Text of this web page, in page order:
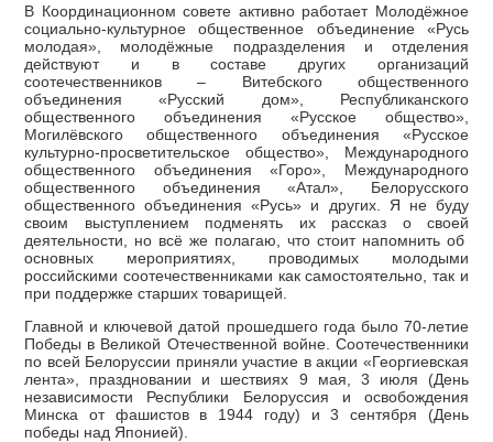
В Координационном совете активно работает Молодёжное
социально-культурное общественное объединение «Русь
молодая», молодёжные подразделения и отделения
действуют и в составе других организаций
соотечественников – Витебского общественного
объединения «Русский дом», Республиканского
общественного объединения «Русское общество»,
Могилёвского общественного объединения «Русское
культурно-просветительское общество», Международного
общественного объединения «Горо», Международного
общественного объединения «Атал», Белорусского
общественного объединения «Русь» и других. Я не буду
своим выступлением подменять их рассказ о своей
деятельности, но всё же полагаю, что стоит напомнить об
основных мероприятиях, проводимых молодыми
российскими соотечественниками как самостоятельно, так и
при поддержке старших товарищей.
Главной и ключевой датой прошедшего года было 70-летие
Победы в Великой Отечественной войне. Соотечественники
по всей Белоруссии приняли участие в акции «Георгиевская
лента», праздновании и шествиях 9 мая, 3 июля (День
независимости Республики Белоруссия и освобождения
Минска от фашистов в 1944 году) и 3 сентября (День
победы над Японией).